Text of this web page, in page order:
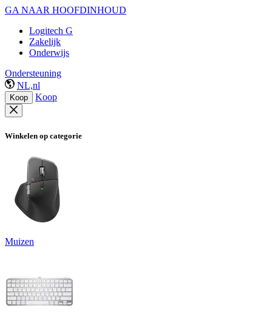
GA NAAR HOOFDINHOUD
Logitech G
Zakelijk
Onderwijs
Ondersteuning
NL,nl
Koop Koop
Winkelen op categorie
Muizen